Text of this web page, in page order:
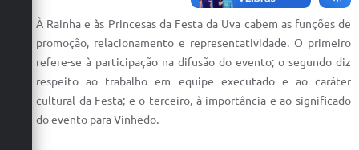
Associação dos Servidores Públicos Municipais de
Vinhedo
Audiências Públicas
Carta de Serviços
Arquivos para Download
À Rainha e às Princesas da Festa da Uva cabem as funções de
promoção, relacionamento e representatividade. O primeiro
refere-se à participação na difusão do evento; o segundo diz
respeito ao trabalho em equipe executado e ao caráter
cultural da Festa; e o terceiro, à importância e ao significado
do evento para Vinhedo.